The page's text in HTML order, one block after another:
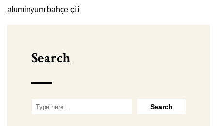
aluminyum bahçe çiti
Search